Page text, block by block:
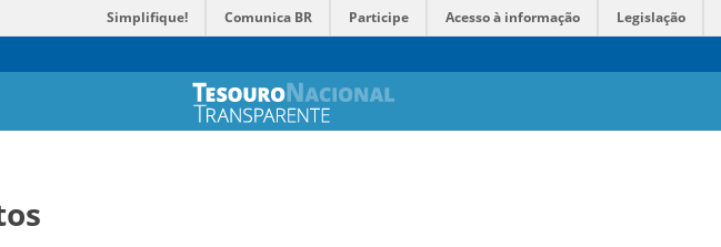
Simplifique! Comunica BR Participe Acesso à informação Legislação